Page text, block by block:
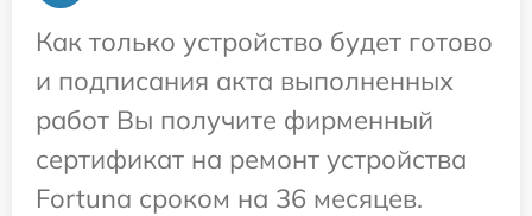
Как только устройство будет готово
и подписания акта выполненных
работ Вы получите фирменный
сертификат на ремонт устройства
Fortuna сроком на 36 месяцев.